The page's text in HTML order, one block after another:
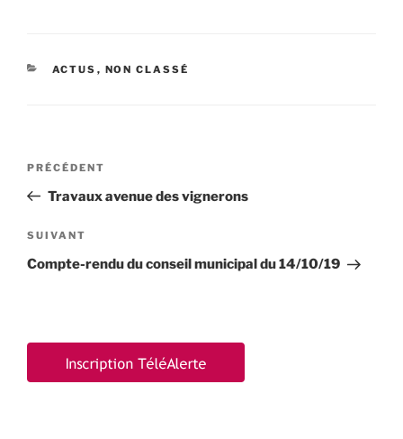
CATÉGORIES
ACTUS , NON CLASSÉ
Navigation
l’article
Article
précédent
PRÉCÉDENT
Travaux avenue des vignerons
Article
suivant
SUIVANT
Compte-rendu du conseil municipal du 14/10/19